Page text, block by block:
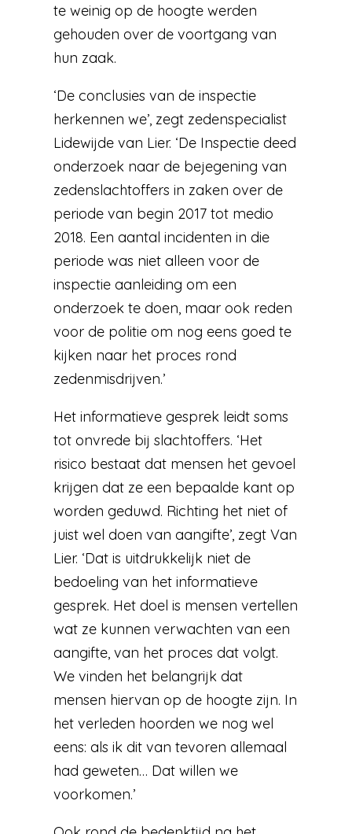
te weinig op de hoogte werden
gehouden over de voortgang van
hun zaak.
‘De conclusies van de inspectie
herkennen we’, zegt zedenspecialist
Lidewijde van Lier. ‘De Inspectie deed
onderzoek naar de bejegening van
zedenslachtoffers in zaken over de
periode van begin 2017 tot medio
2018. Een aantal incidenten in die
periode was niet alleen voor de
inspectie aanleiding om een
onderzoek te doen, maar ook reden
voor de politie om nog eens goed te
kijken naar het proces rond
zedenmisdrijven.’
Het informatieve gesprek leidt soms
tot onvrede bij slachtoffers. ‘Het
risico bestaat dat mensen het gevoel
krijgen dat ze een bepaalde kant op
worden geduwd. Richting het niet of
juist wel doen van aangifte’, zegt Van
Lier. ‘Dat is uitdrukkelijk niet de
bedoeling van het informatieve
gesprek. Het doel is mensen vertellen
wat ze kunnen verwachten van een
aangifte, van het proces dat volgt.
We vinden het belangrijk dat
mensen hiervan op de hoogte zijn. In
het verleden hoorden we nog wel
eens: als ik dit van tevoren allemaal
had geweten… Dat willen we
voorkomen.’